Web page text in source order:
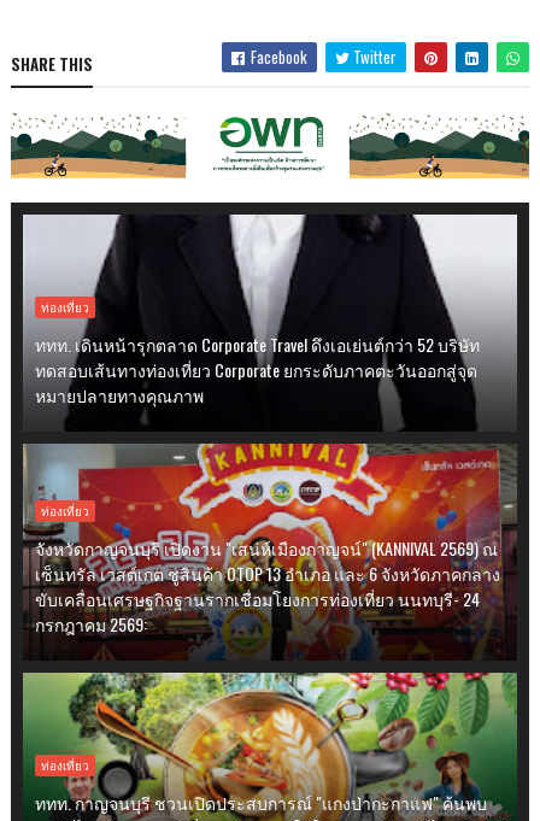
SHARE THIS Facebook Twitter
ท่องเที่ยว
ททท. เดินหน้ารุกตลาด Corporate Travel ดึงเอเย่นต์กว่า 52 บริษัท
ทดสอบเส้นทางท่องเที่ยว Corporate ยกระดับภาคตะวันออกสู่จุด
หมายปลายทางคุณภาพ
ท่องเที่ยว
จังหวัดกาญจนบุรี เปิดงาน "เสน่ห์เมืองกาญจน์" (KANNIVAL 2569) ณ
เซ็นทรัล เวสต์เกต ชูสินค้า OTOP 13 อำเภอ และ 6 จังหวัดภาคกลาง
ขับเคลื่อนเศรษฐกิจฐานรากเชื่อมโยงการท่องเที่ยว นนทบุรี- 24
กรกฎาคม 2569:
ท่องเที่ยว
ททท. กาญจนบุรี ชวนเปิดประสบการณ์ "แกงป่ากะกาแฟ" ค้นพบ